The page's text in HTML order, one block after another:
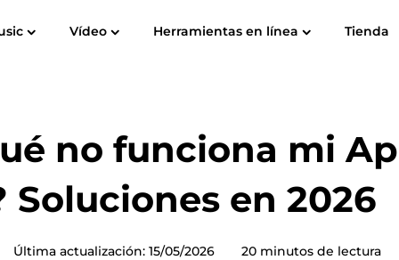
Convertidor de música de
YouTube
Audible Converter
Convertidor de música Pandora
Vídeo Herramientas en línea
MP3
Tienda
Guía del usuario Preguntas Frecuentes
no funciona mi
Soluciones en 2026
Última actualización: 15/05/2026 20 minutos de lectura